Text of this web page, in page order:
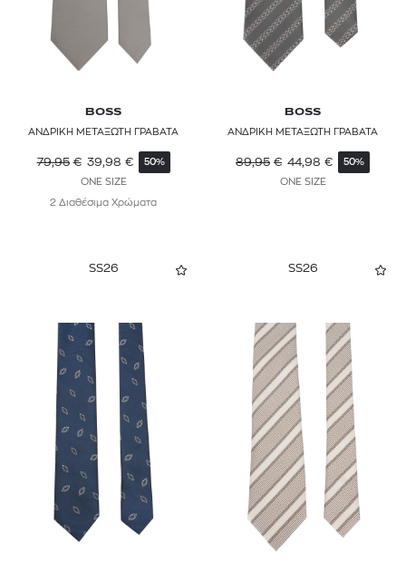
BOSS
ΑΝΔΡΙΚΗ ΜΕΤΑΞΩΤΗ ΓΡΑΒΑΤΑ
79,95 € 39,98 € 50%
ONE SIZE
2 Διαθέσιμα Χρώματα
BOSS
ΑΝΔΡΙΚΗ ΜΕΤΑΞΩΤΗ ΓΡΑΒΑΤΑ
89,95 € 44,98 € 50%
ONE SIZE
SS26 SS26